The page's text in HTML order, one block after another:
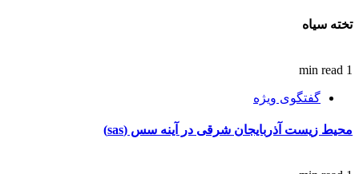
تخته سیاه
1 min read
گفتگوی ویژه
محیط زیست آذربایجان شرقی در آینه سس (sas)